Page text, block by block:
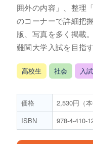
囲外の内容」、整理
のコーナーで詳細把
版、写真を多く掲載。
難関大学入試を目指
高校生 社会 入
価格
2,530円（
ISBN
978-4-410-